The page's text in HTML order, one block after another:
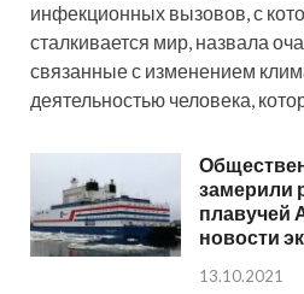
инфекционных вызовов, с
сталкивается мир, назвала
связанные с изменением
деятельностью человека,
замерили
плавучей
новости
13.10.2021